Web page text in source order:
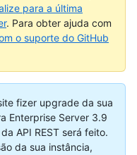
para a última
. Para obter ajuda com
o suporte do GitHub
fizer upgrade da sua
Enterprise Server 3.9
API REST será feito.
da sua instância,